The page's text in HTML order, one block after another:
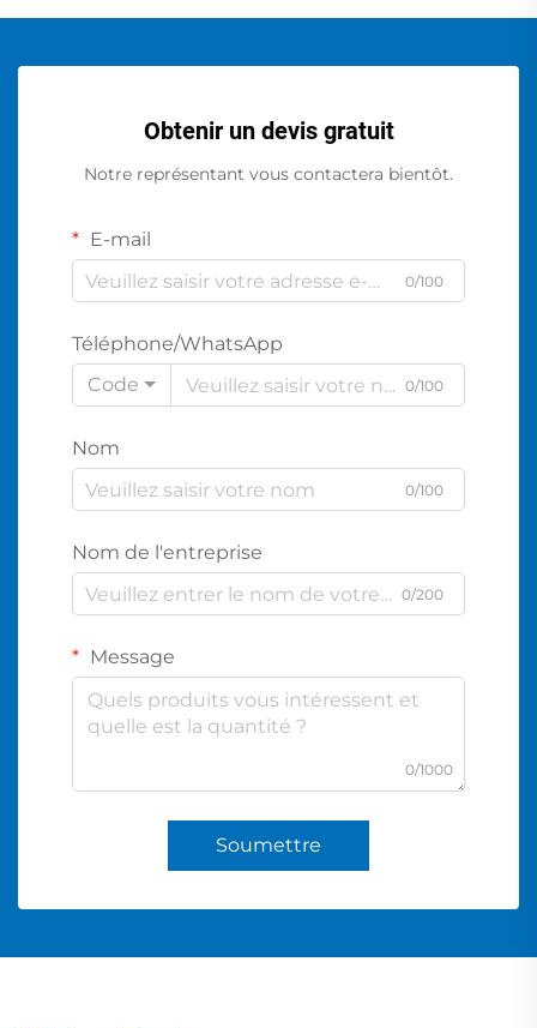
Obtenir un devis gratuit
Notre représentant vous contactera bientôt.
E-mail
0/100
Téléphone/WhatsApp
Code
0/100
Nom
0/100
Nom de l'entreprise
0/200
Message
0/1000
Soumettre